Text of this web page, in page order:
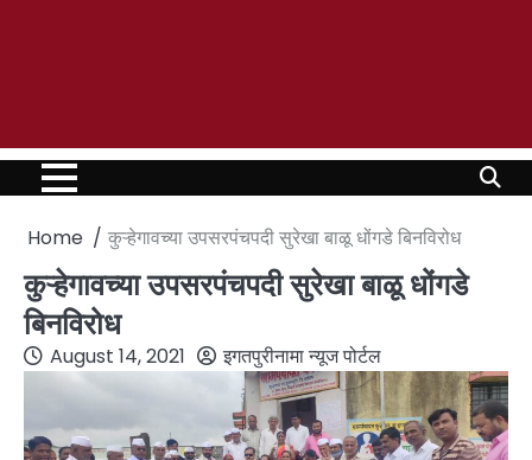
Home कुऱ्हेगावच्या उपसरपंचपदी सुरेखा बाळू धोंगडे बिनविरोध
कुऱ्हेगावच्या उपसरपंचपदी सुरेखा बाळू धोंगडे
बिनविरोध
August 14, 2021 इगतपुरीनामा न्यूज पोर्टल